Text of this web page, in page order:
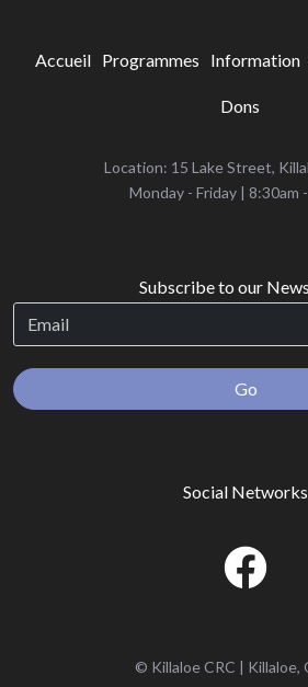
Accueil Programmes Information
Dons
Location: 15 Lake Street,
‌Monday - Friday | 8:30am
Subscribe to our
Go
Social Networks
© Killaloe CRC | Killaloe,